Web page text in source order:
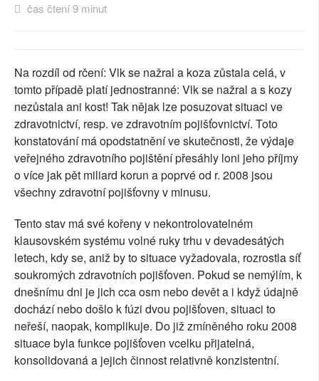
AUTOŘI
SOCIÁLNÍ SÍTĚ
RUBRIKY
PLNÁ VERZE STRÁNEK
čas čtení 9 minut
Na rozdíl od rčení: Vlk se nažral a koza zůstala celá, v
tomto případě platí jednostranné: Vlk se nažral a s kozy
nezůstala ani kost! Tak nějak lze posuzovat situaci ve
zdravotnictví, resp. ve zdravotním pojišťovnictví. Toto
konstatování má opodstatnění ve skutečnosti, že výdaje
veřejného zdravotního pojištění přesáhly loni jeho příjmy
o více jak pět miliard korun a poprvé od r. 2008 jsou
všechny zdravotní pojišťovny v minusu.
Tento stav má své kořeny v nekontrolovatelném
klausovském systému volné ruky trhu v devadesátých
letech, kdy se, aniž by to situace vyžadovala, rozrostla síť
soukromých zdravotních pojišťoven. Pokud se nemýlím, k
dnešnímu dni je jich cca osm nebo devět a i když údajně
dochází nebo došlo k fúzi dvou pojišťoven, situaci to
neřeší, naopak, komplikuje. Do již zmíněného roku 2008
situace byla funkce pojišťoven vcelku přijatelná,
konsolidovaná a jejich činnost relativně konzistentní.